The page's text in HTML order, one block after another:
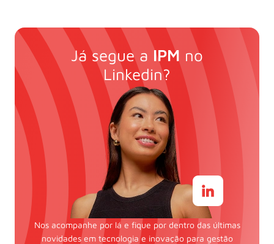
Já segue a IPM no
Linkedin?
Nos acompanhe por lá e fique por dentro das últimas
novidades em tecnologia e inovação para gestão